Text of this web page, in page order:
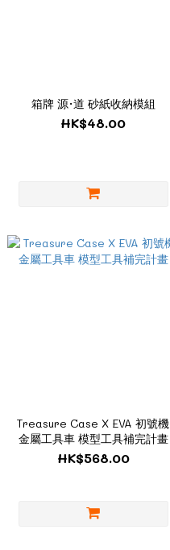
箱牌 源·道 砂紙收納模組
HK$48.00
Treasure Case X EVA 初號機
金屬工具車 模型工具補完計畫
HK$568.00